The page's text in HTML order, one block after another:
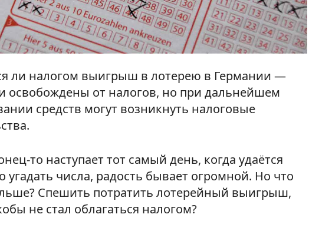
ли налогом выигрыш в лотерею в Германии —
от налогов, но при дальнейшем
средств могут возникнуть налоговые
то наступает тот самый день, когда удаётся
угадать числа, радость бывает огромной. Но что
Спешить потратить лотерейный выигрыш,
не стал облагаться налогом?